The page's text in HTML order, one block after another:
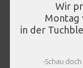
Wir
Montag
in der
-Schau